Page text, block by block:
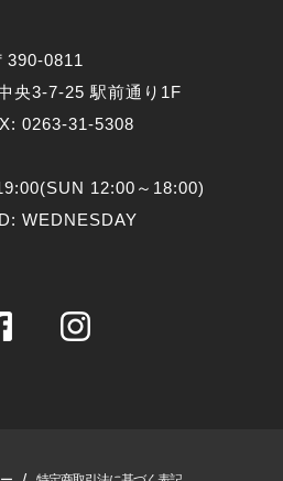
390-0811
央3-7-25 駅前通り1F
0263-31-5308
12:00～18:00)
WEDNESDAY